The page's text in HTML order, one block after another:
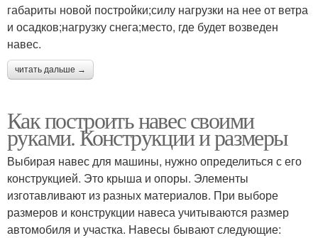
габариты новой постройки;силу нагрузки на нее от ветра
и осадков;нагрузку снега;место, где будет возведен
навес.
читать дальше →
Как построить навес своими
руками. Конструкции и размеры
Выбирая навес для машины, нужно определиться с его
конструкцией. Это крыша и опоры. Элементы
изготавливают из разных материалов. При выборе
размеров и конструкции навеса учитываются размер
автомобиля и участка. Навесы бывают следующие: